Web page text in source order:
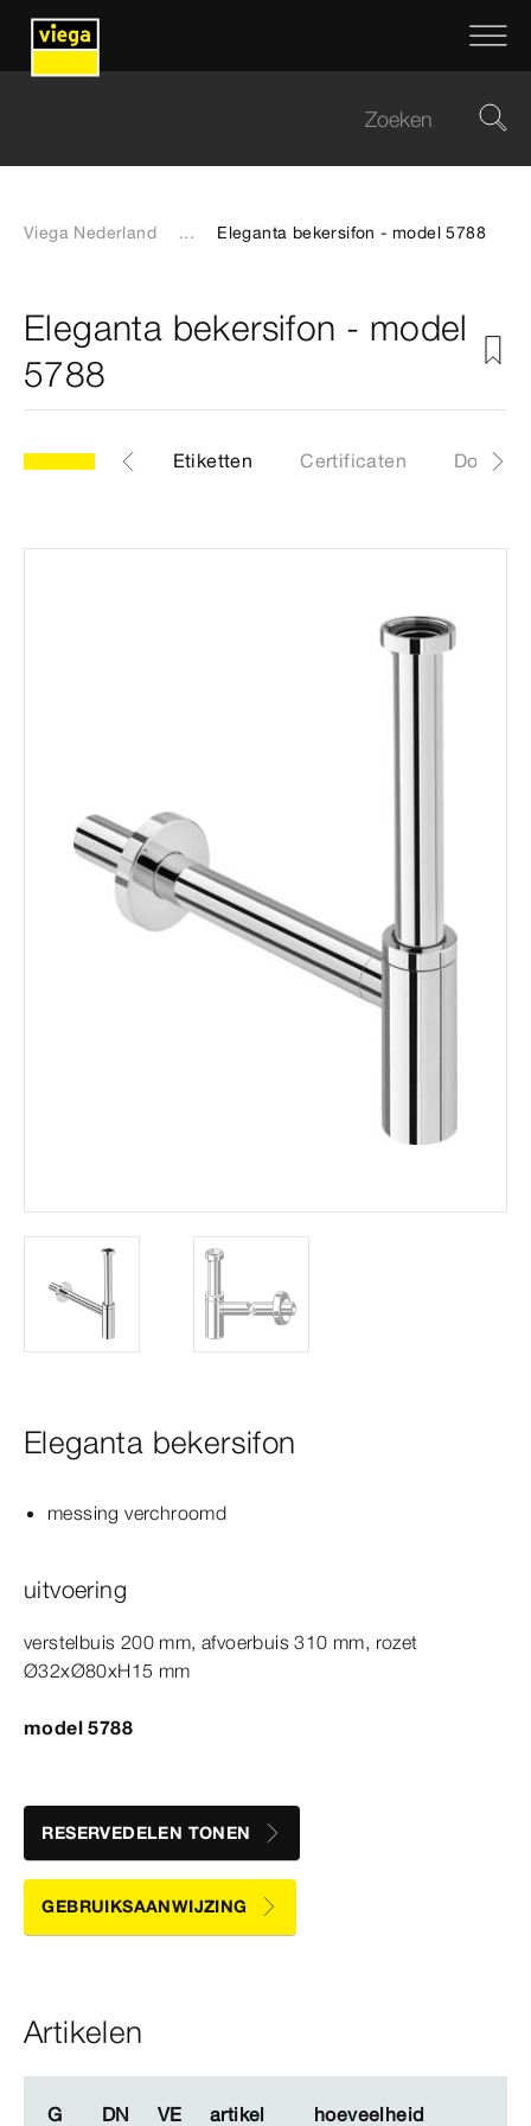
Viega Nederland ... Eleganta bekersifon - model 5788
Eleganta bekersifon - model
5788
Artikelen Etiketten Certificaten
Eleganta bekersifon
messing verchroomd
uitvoering
verstelbuis 200 mm, afvoerbuis 310 mm, rozet
Ø32xØ80xH15 mm
model 5788
RESERVEDELEN TONEN
GEBRUIKSAANWIJZING
Artikelen
G DN VE artikel hoeveelheid
G DN VE artikel hoeveelheid